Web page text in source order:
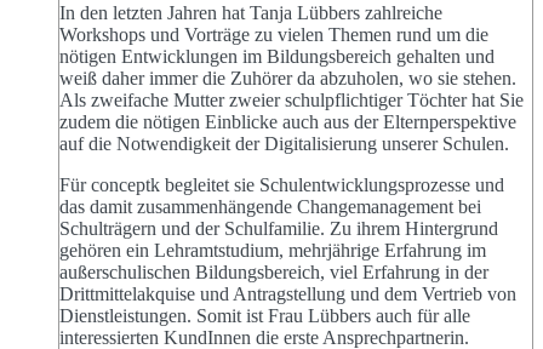
In den letzten Jahren hat Tanja Lübbers zahlreiche
Workshops und Vorträge zu vielen Themen rund um die
nötigen Entwicklungen im Bildungsbereich gehalten und
weiß daher immer die Zuhörer da abzuholen, wo sie stehen.
Als zweifache Mutter zweier schulpflichtiger Töchter hat Sie
zudem die nötigen Einblicke auch aus der Elternperspektive
auf die Notwendigkeit der Digitalisierung unserer Schulen.
Für conceptk begleitet sie Schulentwicklungsprozesse und
das damit zusammenhängende Changemanagement bei
Schulträgern und der Schulfamilie. Zu ihrem Hintergrund
gehören ein Lehramtstudium, mehrjährige Erfahrung im
außerschulischen Bildungsbereich, viel Erfahrung in der
Drittmittelakquise und Antragstellung und dem Vertrieb von
Dienstleistungen. Somit ist Frau Lübbers auch für alle
interessierten KundInnen die erste Ansprechpartnerin.